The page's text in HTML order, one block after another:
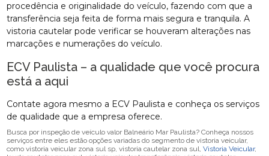
procedência e originalidade do veículo, fazendo com que a
transferência seja feita de forma mais segura e tranquila. A
vistoria cautelar pode verificar se houveram alterações nas
marcações e numerações do veículo.
ECV Paulista – a qualidade que você procura
está a aqui
Contate agora mesmo a ECV Paulista e conheça os serviços
de qualidade que a empresa oferece.
Busca por inspeção de veículo valor Balneário Mar Paulista? Conheça nossos
serviços entre eles estão opções variadas do segmento de vistoria veicular,
como vistoria veicular zona sul sp, vistoria cautelar zona sul,Vistoria Veicular,